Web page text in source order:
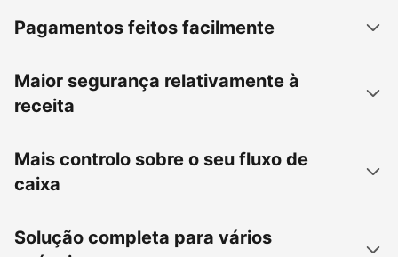
Pagamentos feitos facilmente
Maior segurança relativamente à
receita
Mais controlo sobre o seu fluxo de
caixa
Solução completa para vários